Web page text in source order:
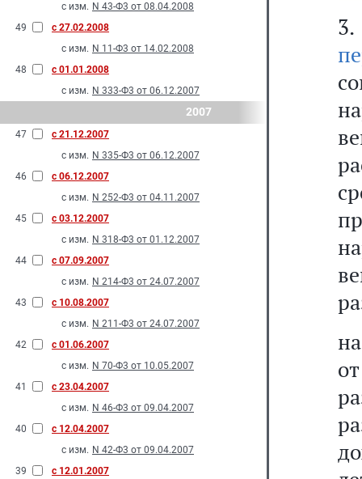
с изм. N 43-Ф3 от 08.04.2008
49
с 27.02.2008
с изм. N 11-Ф3 от 14.02.2008
48
с 01.01.2008
с изм. N 333-Ф3 от 06.12.2007
2007
47
с 21.12.2007
с изм. N 335-Ф3 от 06.12.2007
46
с 06.12.2007
с изм. N 252-Ф3 от 04.11.2007
45
с 03.12.2007
с изм. N 318-Ф3 от 01.12.2007
44
с 07.09.2007
с изм. N 214-Ф3 от 24.07.2007
43
с 10.08.2007
с изм. N 211-Ф3 от 24.07.2007
42
с 01.06.2007
с изм. N 70-Ф3 от 10.05.2007
41
с 23.04.2007
с изм. N 46-Ф3 от 09.04.2007
40
с 12.04.2007
с изм. N 42-Ф3 от 09.04.2007
39
с 12.01.2007